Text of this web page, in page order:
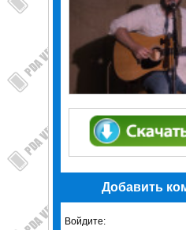
Добавить
Войдите: